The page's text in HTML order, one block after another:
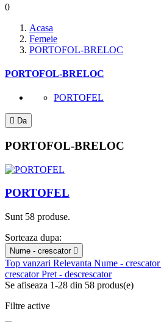
0
Acasa
Femeie
PORTOFOL-BRELOC
PORTOFOL-BRELOC
PORTOFEL
 Da
PORTOFOL-BRELOC
PORTOFEL
Sunt 58 produse.
Sorteaza dupa:
Nume - crescator 
Top vanzari Relevanta Nume - crescator
crescatorPret - descrescator
Se afiseaza 1-28 din 58 produs(e)
Filtre active